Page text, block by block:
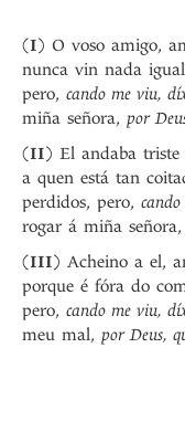
(I) O voso amigo,
nunca vin nada
pero, cando me viu,
miña señora, por
(II) El andaba triste
a quen está tan
perdidos, pero,
rogar á miña señora,
(III) Acheino a el,
porque é fóra do
pero, cando me viu,
meu mal, por Deus,